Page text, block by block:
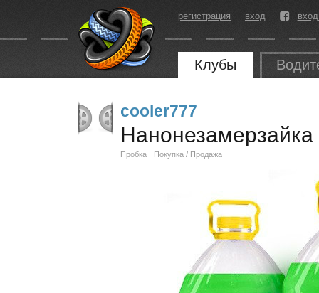
регистрация вход
Клубы
cooler777
Нанонезамерзайка
Пробка Покупка / Продажа